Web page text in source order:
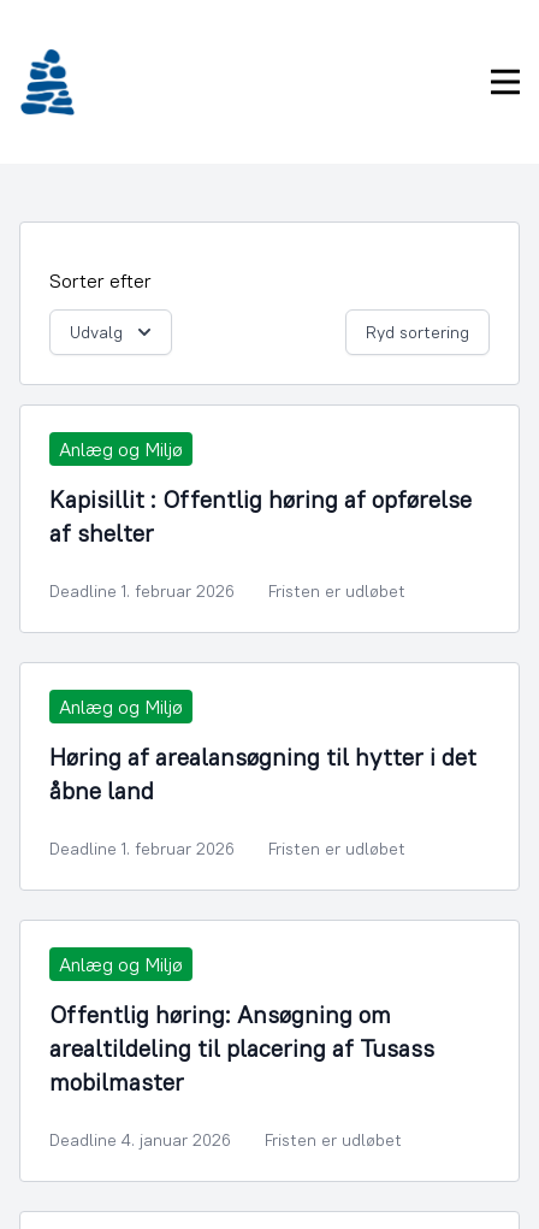
indhold
Sorter efter
Udvalg Ryd sortering
Anlæg og Miljø
Kapisillit : Offentlig høring af opførelse
af shelter
Deadline 1. februar 2026 Fristen er udløbet
Anlæg og Miljø
Høring af arealansøgning til hytter i det
åbne land
Deadline 1. februar 2026 Fristen er udløbet
Anlæg og Miljø
Offentlig høring: Ansøgning om
arealtildeling til placering af Tusass
mobilmaster
Deadline 4. januar 2026 Fristen er udløbet